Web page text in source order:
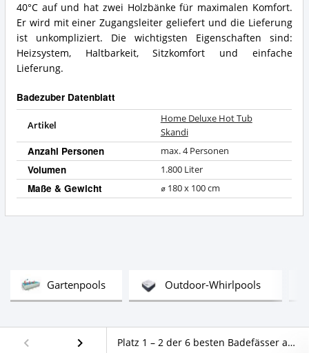
GartenpoolsTest Outdoor-WhirlpoolsTest
Platz 1 – 2 der 6 besten Badefässer aus Holz im Vergleich
40°C auf und hat zwei Holzbänke für maximalen Komfort.
Er wird mit einer Zugangsleiter geliefert und die Lieferung
ist unkompliziert. Die wichtigsten Eigenschaften sind:
Heizsystem, Haltbarkeit, Sitzkomfort und einfache
Lieferung.
Badezuber Datenblatt
Artikel
Home Deluxe Hot Tub
Skandi
Anzahl Personen max. 4 Personen
Volumen 1.800 Liter
Maße & Gewicht ⌀ 180 x 100 cm